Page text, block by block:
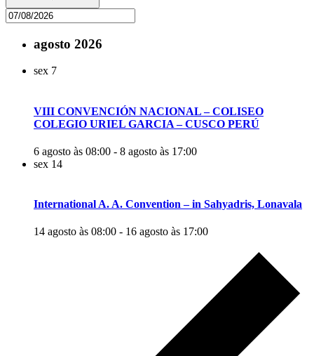
agosto 2026
sex 7
VIII CONVENCIÓN NACIONAL – COLISEO
COLEGIO URIEL GARCIA – CUSCO PERÚ
6 agosto às 08:00 - 8 agosto às 17:00
sex 14
International A. A. Convention – in Sahyadris, Lonavala
14 agosto às 08:00 - 16 agosto às 17:00